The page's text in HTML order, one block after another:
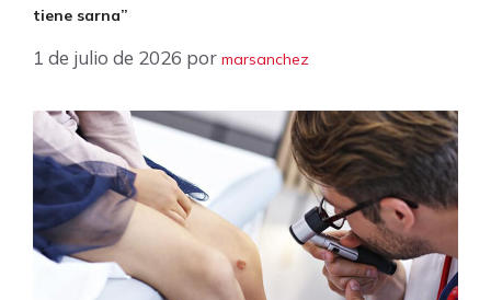
tiene sarna”
1 de julio de 2026 por marsanchez